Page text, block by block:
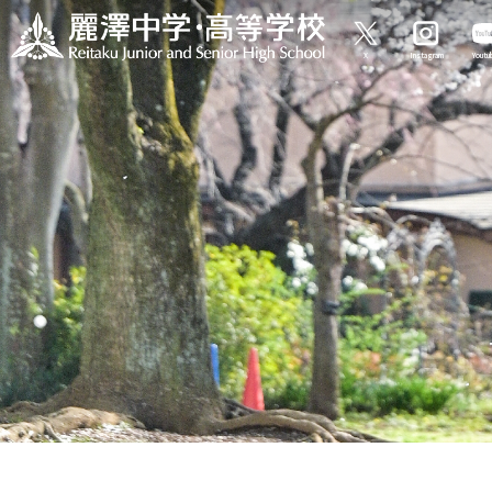
X Instagram